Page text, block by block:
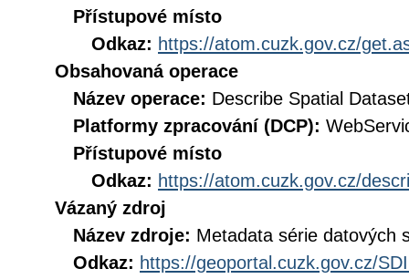
Přístupové místo
Odkaz: https://atom.cuzk.gov.cz/
Obsahovaná operace
Název operace: Describe Spatial
Platformy zpracování (DCP):
Přístupové místo
Odkaz: https://atom.cuzk.gov.cz/
Vázaný zdroj
Název zdroje: Metadata série datových
Odkaz: https://geoportal.cuzk.gov.cz/